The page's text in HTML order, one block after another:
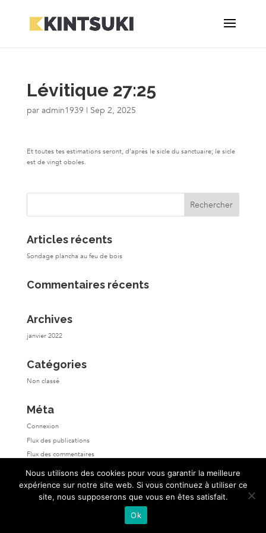
Lévitique 27:25
par admin1939 | Sep 2, 2025
Et toutes tes estimations seront, d’après le sicle du sanctuaire; le sicle
est de vingt oboles.
Articles récents
Sondage plancha au feu de bois
Commentaires récents
Archives
janvier 2022
Catégories
Non classé
Méta
Connexion
Flux des publications
Flux des commentaires
Site de WordPress-FR
Nous utilisons des cookies pour vous garantir la meilleure
expérience sur notre site web. Si vous continuez à utiliser ce
site, nous supposerons que vous en êtes satisfait.
Ok